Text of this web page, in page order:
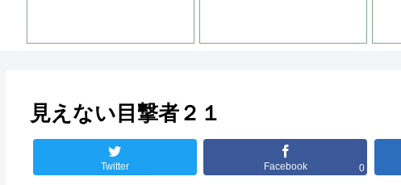
見えない目撃者２１
Twitter Facebook 0